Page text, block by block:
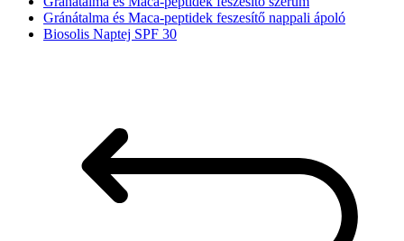
Gránátalma és Maca-peptidek feszesítő nappali ápoló
Biosolis Naptej SPF 30